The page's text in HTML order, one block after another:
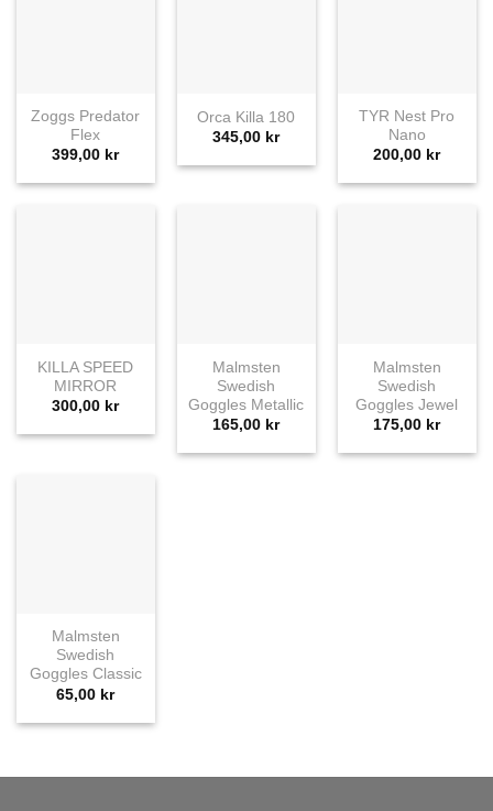
Zoggs Predator
Flex
399,00 kr
Orca Killa 180
345,00 kr
TYR Nest Pro
Nano
200,00 kr
KILLA SPEED
MIRROR
300,00 kr
Malmsten
Swedish
Goggles Metallic
165,00 kr
Malmsten
Swedish
Goggles Jewel
175,00 kr
Malmsten
Swedish
Goggles Classic
65,00 kr